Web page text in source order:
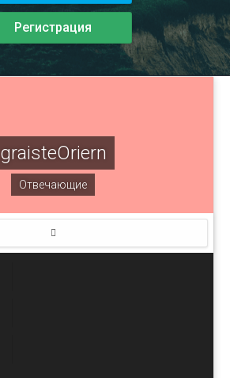
Регистрация
graisteOriern
Отвечающие